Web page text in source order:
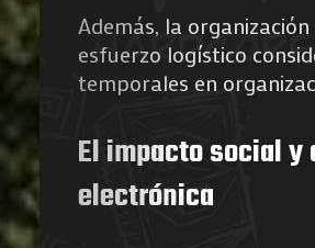
Además, la
esfuerzo logístico
temporales en
El impacto social
electrónica